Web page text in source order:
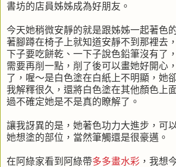
書坊的店員姊姊成為好朋友。
今天她稍微安靜的就是跟姊姊一起著色
著腳蹲在椅子上就知道安靜不到那裡去
下子要吃餅乾、一下子說色鉛筆沒有了
需要再削一點，削了後可以畫她好開心
了，喔～是白色塗在白紙上不明顯，她
我解釋很久，還將白色塗在其他顏色上
過不確定她是不是真的瞭解了。
讓我訝異的是，她著色功力大進步，可
她想塗的部位，當然筆觸還是很豪邁。
在阿綠家看到阿綠帶多多畫水彩 ，我想